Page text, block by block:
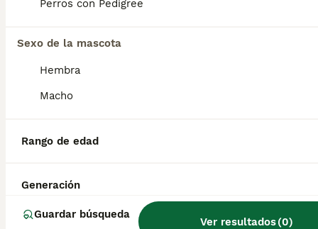
Perros con Pedigree
Sexo de la mascota
Hembra
Macho
Rango de edad
Generación
Guardar búsqueda
Ver resultados(0)
aproximadamente 1000€, aunque los precios
ubicación.
¿Cómo es el carácter de
desventajas de la raza
Pastor Belga Groenendael?